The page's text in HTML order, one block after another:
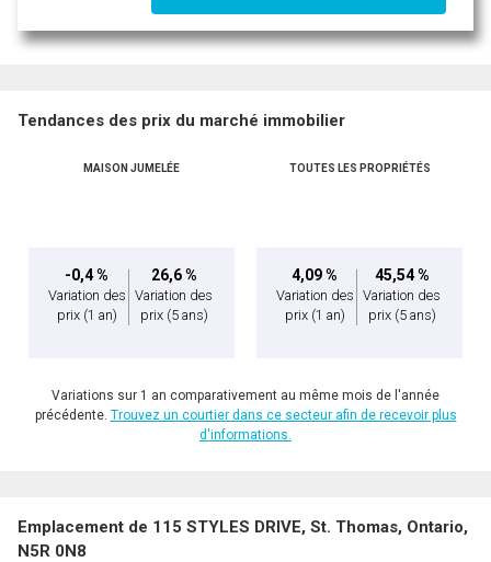
Tendances des prix du marché immobilier
MAISON JUMELÉE
-0,4 %
Variation des
prix (1 an)
26,6 %
Variation des
prix (5 ans)
TOUTES LES PROPRIÉTÉS
4,09 %
Variation des
prix (1 an)
45,54 %
Variation des
prix (5 ans)
Variations sur 1 an comparativement au même mois de l'année
précédente. Trouvez un courtier dans ce secteur afin de recevoir plus
d'informations.
Emplacement de 115 STYLES DRIVE, St. Thomas, Ontario,
N5R 0N8